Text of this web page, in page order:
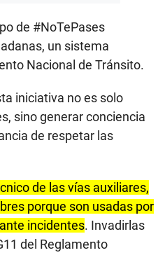
de #NoTePases
un sistema
Nacional de Tránsito.
iniciativa no es solo
sino generar conciencia
de respetar las
de las vías auxiliares,
porque son usadas por
incidentes. Invadirlas
del Reglamento